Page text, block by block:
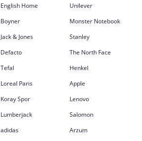
English Home
Unilever
Boyner
Monster Notebook
Jack & Jones
Stanley
Defacto
The North Face
Tefal
Henkel
Loreal Paris
Apple
Koray Spor
Lenovo
Lumberjack
Salomon
adidas
Arzum